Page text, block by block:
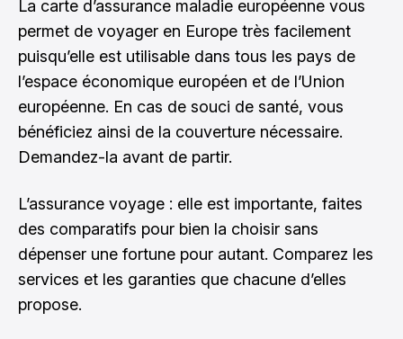
La carte d’assurance maladie européenne vous
permet de voyager en Europe très facilement
puisqu’elle est utilisable dans tous les pays de
l’espace économique européen et de l’Union
européenne. En cas de souci de santé, vous
bénéficiez ainsi de la couverture nécessaire.
Demandez-la avant de partir.
L’assurance voyage : elle est importante, faites
des comparatifs pour bien la choisir sans
dépenser une fortune pour autant. Comparez les
services et les garanties que chacune d’elles
propose.